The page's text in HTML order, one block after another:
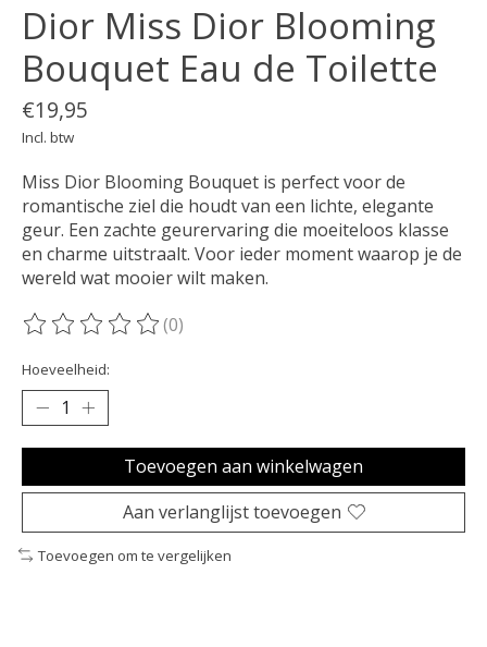
Dior Miss Dior Blooming
Bouquet Eau de Toilette
€19,95
Incl. btw
Miss Dior Blooming Bouquet is perfect voor de
romantische ziel die houdt van een lichte, elegante
geur. Een zachte geurervaring die moeiteloos klasse
en charme uitstraalt. Voor ieder moment waarop je de
wereld wat mooier wilt maken.
De beoordeling van dit product is
(0)
Hoeveelheid:
Toevoegen aan winkelwagen
Aan verlanglijst toevoegen
Toevoegen om te vergelijken